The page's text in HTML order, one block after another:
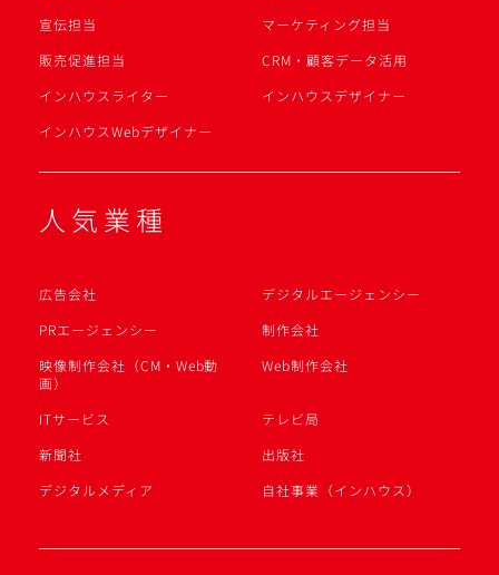
宣伝担当
マーケティング担当
販売促進担当
CRM・顧客データ活用
インハウスライター
インハウスデザイナー
インハウスWebデザイナー
人気業種
広告会社
デジタルエージェンシー
PRエージェンシー
制作会社
映像制作会社（CM・Web動
画）
Web制作会社
ITサービス
テレビ局
新聞社
出版社
デジタルメディア
自社事業（インハウス）